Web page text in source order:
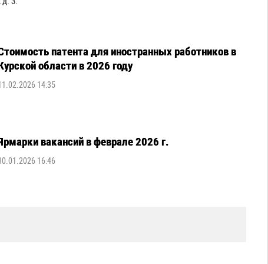
патента для иностранных работников в
области в 2026 году
14:35
вакансий в феврале 2026 г.
16:46